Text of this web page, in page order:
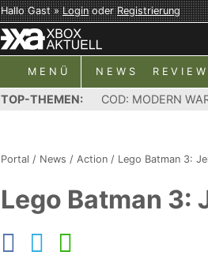
Hallo Gast »LoginoderRegistrierung
MENÜ NEWS
TOP-THEMEN: COD: MODERN
Portal / News / Action / Lego Batman 3:
Lego Batman 3: